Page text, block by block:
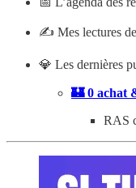
✍️ Mes lectures
💎 Les dernières
🏰 0 achat
RAS